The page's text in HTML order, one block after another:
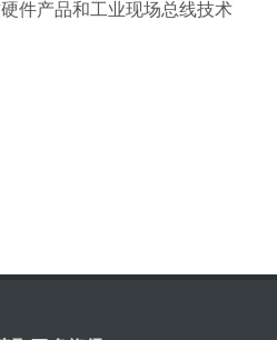
件产品和工业现场总线技术